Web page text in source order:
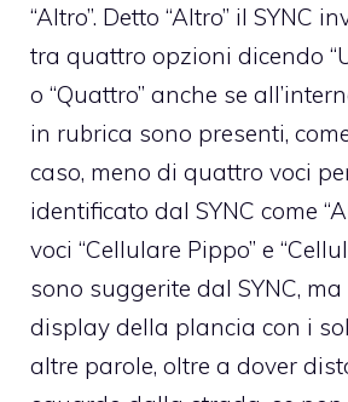
“Altro”. Detto “Altro” il SYNC
tra quattro opzioni dicendo
o “Quattro” anche se
in rubrica sono presenti,
caso, meno di quattro voci
identificato dal SYNC come
voci “Cellulare Pippo” e
sono suggerite dal SYNC,
display della plancia con i
altre parole, oltre a dover